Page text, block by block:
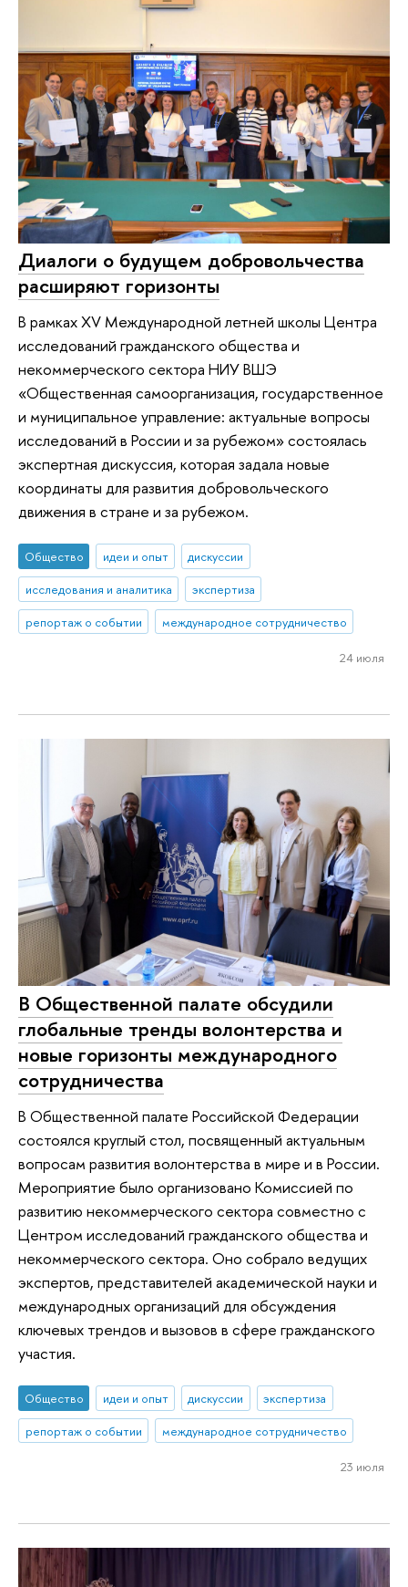
Диалоги о будущем добровольчества
расширяют горизонты
В рамках XV Международной летней школы Центра
исследований гражданского общества и
некоммерческого сектора НИУ ВШЭ
«Общественная самоорганизация, государственное
и муниципальное управление: актуальные вопросы
исследований в России и за рубежом» состоялась
экспертная дискуссия, которая задала новые
координаты для развития добровольческого
движения в стране и за рубежом.
Общество идеи и опыт
дискуссии
исследования и аналитика
экспертиза
репортаж о событии
международное сотрудничество
24 июля
В Общественной палате обсудили
глобальные тренды волонтерства и
новые горизонты международного
сотрудничества
В Общественной палате Российской Федерации
состоялся круглый стол, посвященный актуальным
вопросам развития волонтерства в мире и в России.
Мероприятие было организовано Комиссией по
развитию некоммерческого сектора совместно с
Центром исследований гражданского общества и
некоммерческого сектора. Оно собрало ведущих
экспертов, представителей академической науки и
международных организаций для обсуждения
ключевых трендов и вызовов в сфере гражданского
участия.
Общество идеи и опыт дискуссии
экспертиза
репортаж о событии
международное сотрудничество
23 июля